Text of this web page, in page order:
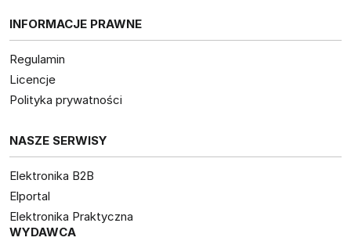
INFORMACJE PRAWNE
Regulamin
Licencje
Polityka prywatności
NASZE SERWISY
Elektronika B2B
Elportal
Elektronika Praktyczna
WYDAWCA